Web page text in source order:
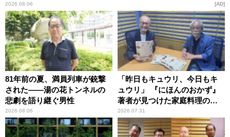
2026.08.06 AD
81年前の夏、満員列車が銃撃
された――湯の花トンネルの
悲劇を語り継ぐ男性
2026.08.06
「昨日もキュウリ、今日もキ
ュウリ」 『にほんのおかず』
著者が見つけた家庭料理の知
恵
2026.07.31